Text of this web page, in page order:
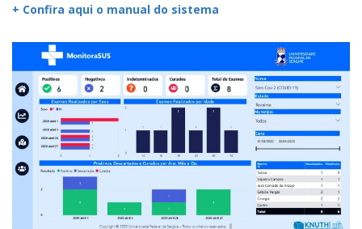
+ Confira aqui o manual do sistema